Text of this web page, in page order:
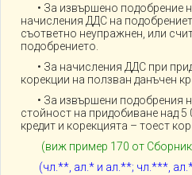
• За извършено подобрение
начисления ДДС на
съответно неупражнен, или
подобрението.
• За начисления ДДС при
корекции на ползван данъчен
• За извършени подобрения
стойност на придобиване над 5
кредит и корекцията – тоест
(виж пример 170 oт
(чл.**, ал.* и ал.**; чл.***,